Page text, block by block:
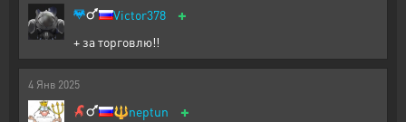
Victor378 +
+ за торговлю!!
4 Янв 2025
🔱neptun +